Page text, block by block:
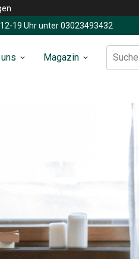
19 Uhr unter 03023493432
Magazin Suche...